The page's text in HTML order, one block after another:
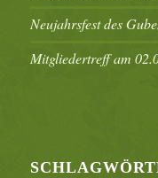
Neujahrsfest des
Mitgliedertreff am